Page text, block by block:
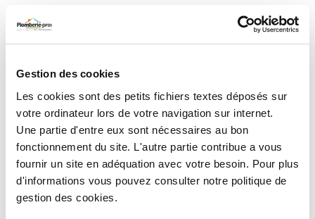
Gestion des cookies
Les cookies sont des petits fichiers textes déposés sur
votre ordinateur lors de votre navigation sur internet.
Une partie d'entre eux sont nécessaires au bon
fonctionnement du site. L'autre partie contribue a vous
fournir un site en adéquation avec votre besoin. Pour plus
d'informations vous pouvez consulter notre politique de
gestion des cookies.
Raccord excentré de 50 mm à visser - mâle
femelle 1/2'' (15/21)
8,38 €HT
Raccord excentré de 60 mm à visser - mâle
femelle 1/2'' (15/21)
10,99 €
HT